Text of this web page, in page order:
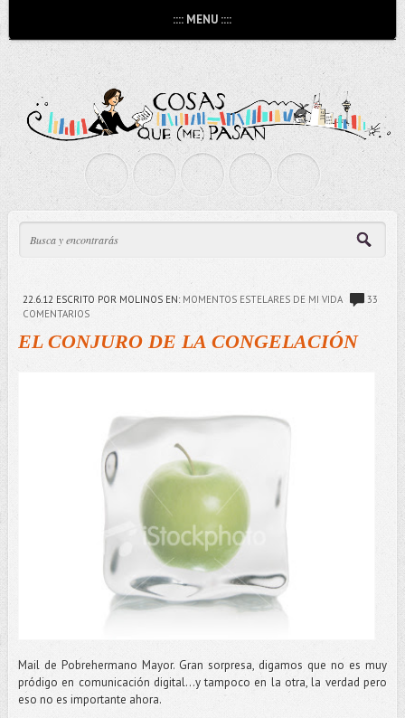
:::: MENU ::::
22.6.12 ESCRITO POR MOLINOS EN: MOMENTOS ESTELARES DE MI VIDA
33
COMENTARIOS
EL CONJURO DE LA CONGELACIÓN
Mail de Pobrehermano Mayor. Gran sorpresa, digamos que no es muy
pródigo en comunicación digital…y tampoco en la otra, la verdad pero
eso no es importante ahora.